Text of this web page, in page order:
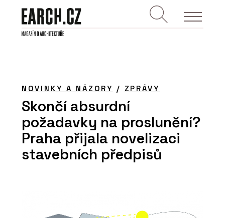
NOVINKY A NÁZORY / ZPRÁVY
Skončí absurdní
požadavky na proslunění?
Praha přijala novelizaci
stavebních předpisů